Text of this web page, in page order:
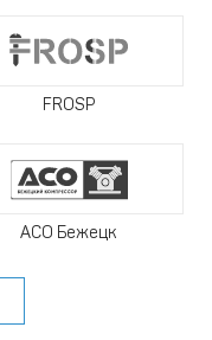
FROSP
АСО Бежецк